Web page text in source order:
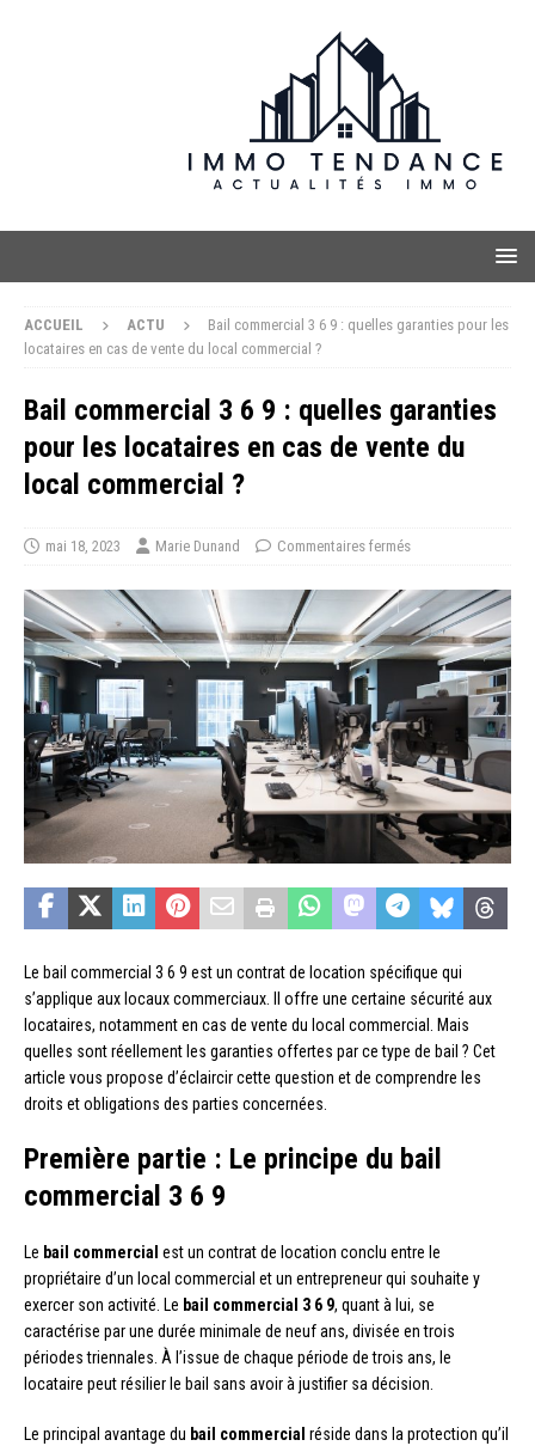
ACCUEIL ACTU
Bail commercial 3 6 9 : quelles garanties pour les
locataires en cas de vente du local commercial ?
Bail commercial 3 6 9 : quelles garanties
pour les locataires en cas de vente du
local commercial ?
mai 18, 2023 Marie Dunand Commentaires fermés
Le bail commercial 3 6 9 est un contrat de location spécifique qui
s’applique aux locaux commerciaux. Il offre une certaine sécurité aux
locataires, notamment en cas de vente du local commercial. Mais
quelles sont réellement les garanties offertes par ce type de bail ? Cet
article vous propose d’éclaircir cette question et de comprendre les
droits et obligations des parties concernées.
Première partie : Le principe du bail
commercial 3 6 9
Le bail commercial est un contrat de location conclu entre le
propriétaire d’un local commercial et un entrepreneur qui souhaite y
exercer son activité. Le bail commercial 3 6 9, quant à lui, se
caractérise par une durée minimale de neuf ans, divisée en trois
périodes triennales. À l’issue de chaque période de trois ans, le
locataire peut résilier le bail sans avoir à justifier sa décision.
Le principal avantage du bail commercial réside dans la protection qu’il